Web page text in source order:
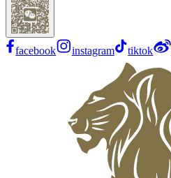
facebook instagram tiktok